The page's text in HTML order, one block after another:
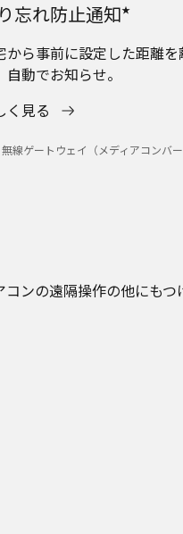
忘れ防止通知★
から事前に設定した距離
自動でお知らせ。
く見る
ゲートウェイ（メディアコンバ
コンの遠隔操作の他にも